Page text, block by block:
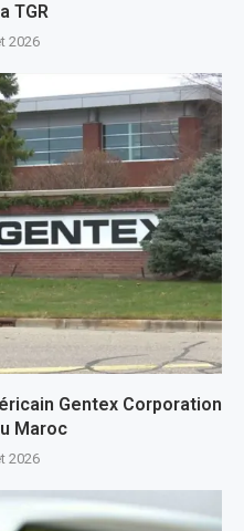
TGR
2026
Gentex Corporation
Maroc
2026